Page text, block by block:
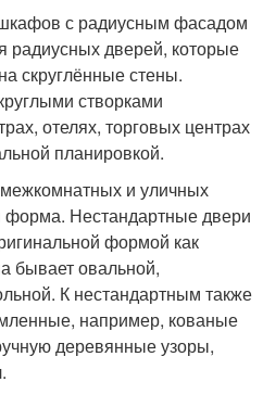
с радиусным фасадом
радиусных дверей, которые
скруглённые стены.
створками
отелях, торговых центрах
планировкой.
и уличных
форма. Нестандартные двери
формой как
бывает овальной,
К нестандартным также
например, кованые
деревянные узоры,